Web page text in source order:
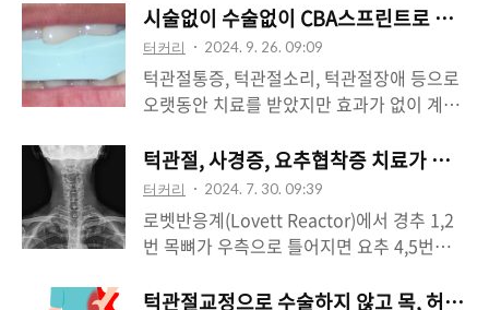
라턱관절장애가 있다는 것은 턱관절 주변의
삼차신경이나 뇌신경계를 지나는 경추 부위
에서 신경이 눌리는 것으로 크게 볼 수 있습
니다. 부정교합이나 턱관절디스크, 턱관절의
과도 닳음 등 바르지 않은 교합은 턱관절과
경추를 동시에 누르게 됩니다. 경추 1,2번 사
이에는 디스크가 없기 때문에 그 사이를 지나
는 경추 신경은 턱관절에 의해 눌리기가 아주
쉽습니다. 그래서 턱관절장애를 치료하기 위
해서는 틀어진 경추 1,2번을 바르게 하는 턱
CBA장치는 경추와 턱관절의 수평을 동시에
시술없이 수술없이 CBA스프린트로 턱관
터커리 2024. 9. 26. 09:09
턱관절통증, 턱관절소리, 턱관절장애 등으로
오랫동안 치료를 받았지만 효과가 없이 계속
턱관절장애를 치료하기 위해서는 빠져있는
경추 1번을 절대로 무시하고는 치료가 되지
않기 때문입니다. 빠져있는 경추 1번 교정을
해야 턱관절장애가 치료됩니다.
https://naver.me/FgiE6Sux 터커리한의원
: 네이버방문자리뷰 54 · 블로그리뷰
턱관절, 사경증, 요추협착증 치료가 안되
터커리 2024. 7. 30. 09:39
로벳반응계(Lovett Reactor)에서 경추 1,2
번 목뼈가 우측으로 틀어지면 요추 4,5번도
면 요추도 좌측으로 틀어진다는 규칙을 연구
턱관절교정으로 수술하지 않고 목, 허리